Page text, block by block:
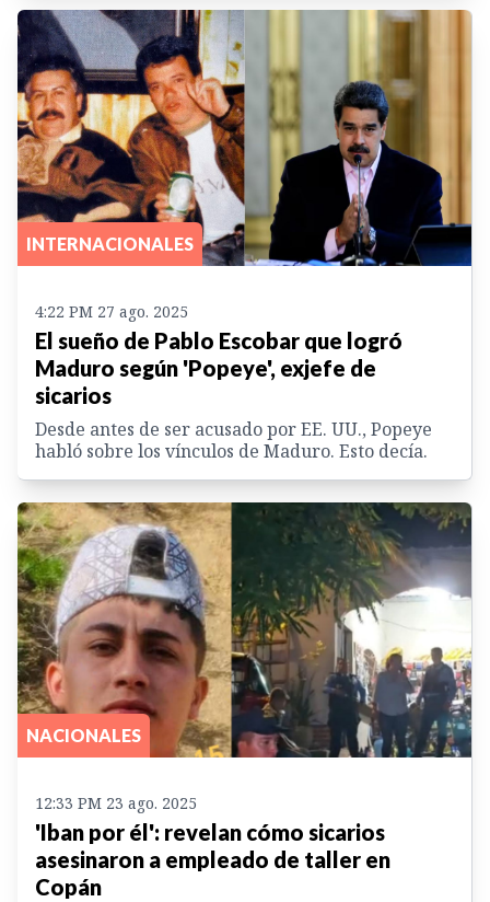
INTERNACIONALES
4:22 PM 27 ago. 2025
El sueño de Pablo Escobar que logró
Maduro según 'Popeye', exjefe de
sicarios
Desde antes de ser acusado por EE. UU., Popeye
habló sobre los vínculos de Maduro. Esto decía.
NACIONALES
12:33 PM 23 ago. 2025
'Iban por él': revelan cómo sicarios
asesinaron a empleado de taller en
Copán